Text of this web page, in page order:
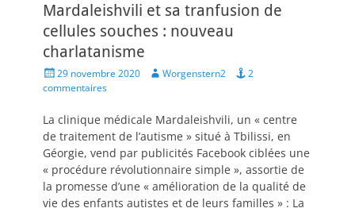
Mardaleishvili et sa tranfusion de
cellules souches : nouveau
charlatanisme
Posted
on
29 novembre 2020 AuthorWorgenstern2
2
commentaires
La clinique médicale Mardaleishvili, un « centre
de traitement de l’autisme » situé à Tbilissi, en
Géorgie, vend par publicités Facebook ciblées une
« procédure révolutionnaire simple », assortie de
la promesse d’une « amélioration de la qualité de
vie des enfants autistes et de leurs familles » : La